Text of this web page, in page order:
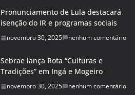
Pronunciamento de Lula destacará
isenção do IR e programas sociais
novembro 30, 2025 nenhum comentário
Sebrae lança Rota “Culturas e
Tradições” em Ingá e Mogeiro
novembro 30, 2025 nenhum comentário